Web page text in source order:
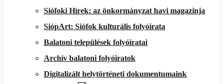
Siófoki Hírek: az önkormányzat havi magazinja
SiópArt: Siófok kulturális folyóirata
Balatoni települések folyóiratai
Archív balatoni folyóiratok
Digitalizált helytörténeti dokumentumaink